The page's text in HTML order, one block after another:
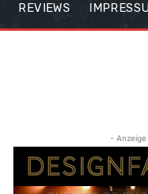
REVIEWS
- Anzeige